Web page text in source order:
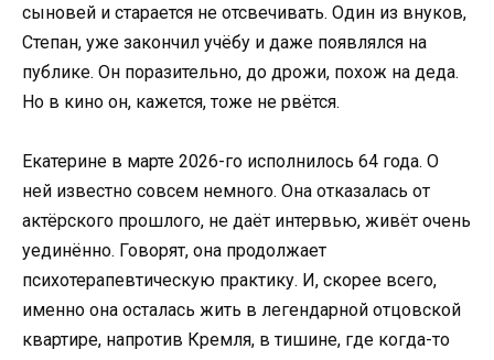
сыновей и старается не отсвечивать. Один из внуков,
Степан, уже закончил учёбу и даже появлялся на
публике. Он поразительно, до дрожи, похож на деда.
Но в кино он, кажется, тоже не рвётся.
Екатерине в марте 2026-го исполнилось 64 года. О
ней известно совсем немного. Она отказалась от
актёрского прошлого, не даёт интервью, живёт очень
уединённо. Говорят, она продолжает
психотерапевтическую практику. И, скорее всего,
именно она осталась жить в легендарной отцовской
квартире, напротив Кремля, в тишине, где когда-то